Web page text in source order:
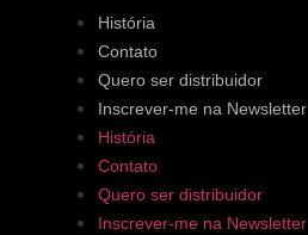
História
Contato
Quero ser distribuidor
Inscrever-me na Newsletter
História
Contato
Quero ser distribuidor
Inscrever-me na Newsletter